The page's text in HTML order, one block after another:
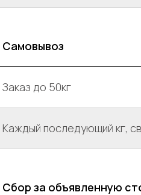
Самовывоз
Заказ до 50кг
Каждый последующий кг,
Сбор за объявленную